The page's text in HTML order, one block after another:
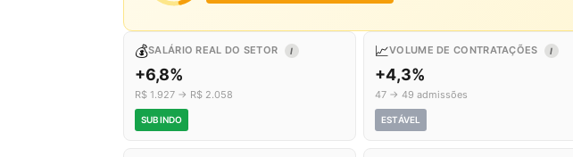
💰SALÁRIO REAL DO SETOR I
+6,8%
R$ 1.927 → R$ 2.058
SUBINDO
📈VOLUME DE CONTRATAÇÕES I
+4,3%
47 → 49 admissões
ESTÁVEL